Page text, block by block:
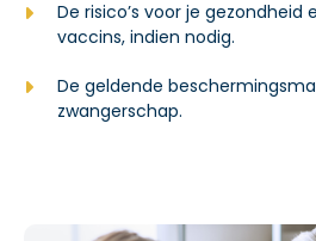
De risico’s voor je gezondheid
vaccins, indien nodig.
De geldende
zwangerschap.